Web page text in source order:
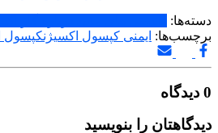
دسته‌ها:
برچسب‌ها: ایمنی کپسول اکسیژنکپسول
0 دیدگاه
دیدگاهتان را بنویسید